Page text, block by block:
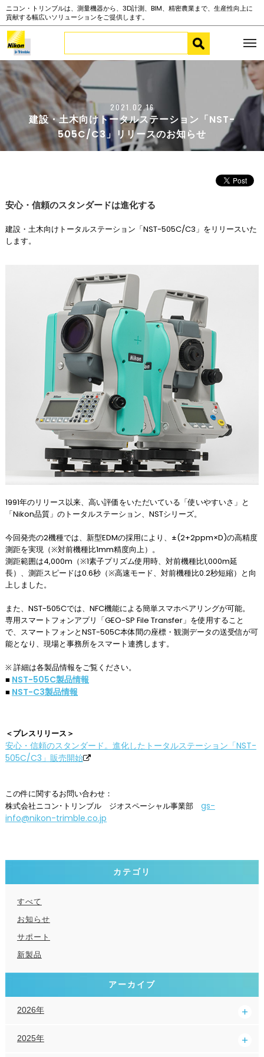
ニコン・トリンブルは、測量機器から、3D計測、BIM、精密農業まで、生産性向上に
貢献する幅広いソリューションをご提供します。
2021.02.16
建設・土木向けトータルステーション「NST-
505C/C3」リリースのお知らせ
安心・信頼のスタンダードは進化する
建設・土木向けトータルステーション「NST-505C/C3」をリリースいた
します。
1991年のリリース以来、高い評価をいただいている「使いやすいさ」と
「Nikon品質」のトータルステーション、NSTシリーズ。
今回発売の2機種では、新型EDMの採用により、±(2+2ppm×D)の高精度
測距を実現（※対前機種比1mm精度向上）。
測距範囲は4,000m（※1素子プリズム使用時、対前機種比1,000m延
長）、測距スピードは0.6秒（※高速モード、対前機種比0.2秒短縮）と向
上しました。
また、NST-505Cでは、NFC機能による簡単スマホペアリングが可能。
専用スマートフォンアプリ「GEO-SP File Transfer」を使用すること
で、スマートフォンとNST-505C本体間の座標・観測データの送受信が可
能となり、現場と事務所をスマート連携します。
※ 詳細は各製品情報をご覧ください。
■ NST-505C製品情報
■ NST-C3製品情報
＜プレスリリース＞
安心・信頼のスタンダード。進化したトータルステーション「NST-
505C/C3」販売開始
この件に関するお問い合わせ：
株式会社ニコン･トリンブル ジオスペーシャル事業部 gs-
info@nikon-trimble.co.jp
カテゴリ
すべて
お知らせ
サポート
新製品
アーカイブ
2026年
2025年